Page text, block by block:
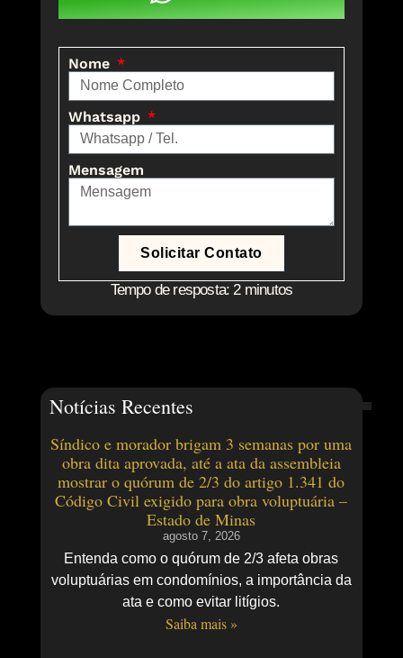
Nome
Whatsapp
Mensagem
Solicitar Contato
Tempo de resposta: 2 minutos
Notícias Recentes
Síndico e morador brigam 3 semanas por uma
obra dita aprovada, até a ata da assembleia
mostrar o quórum de 2/3 do artigo 1.341 do
Código Civil exigido para obra voluptuária –
Estado de Minas
agosto 7, 2026
Entenda como o quórum de 2/3 afeta obras
voluptuárias em condomínios, a importância da
ata e como evitar litígios.
Saiba mais »